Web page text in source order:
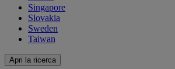
Singapore
Slovakia
Sweden
Taiwan
Apri la ricerca